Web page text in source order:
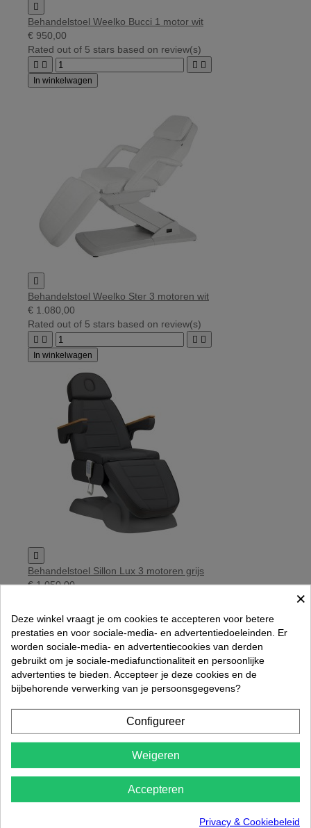

Behandelstoel Weelko Bucci 1 motor wit
€ 950,00
Rated out of 5 stars based on review(s)
   
In winkelwagen

Behandelstoel Weelko Ster 3 motoren wit
€ 1.080,00
Rated out of 5 stars based on review(s)
   
In winkelwagen

Behandelstoel Sillon Lux 3 motoren grijs
€ 1.050,00

In winkelwagen
×
Deze winkel vraagt je om cookies te accepteren voor betere
prestaties en voor sociale-media- en advertentiedoeleinden. Er
worden sociale-media- en advertentiecookies van derden
gebruikt om je sociale-mediafunctionaliteit en persoonlijke
advertenties te bieden. Accepteer je deze cookies en de
bijbehorende verwerking van je persoonsgegevens?
Configureer
Weigeren
Accepteren
Privacy & Cookiebeleid